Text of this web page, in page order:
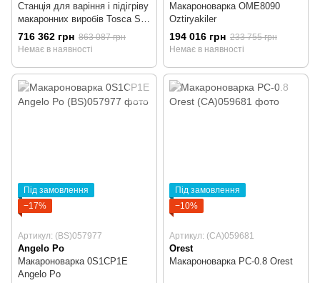
Станція для варіння і підігріву
макаронних виробів Tosca SP
Italgi
716 362 грн 863 087 грн
Немає в наявності
Макароноварка OME8090
Oztiryakiler
194 016 грн 233 755 грн
Немає в наявності
Під замовлення
−17%
Артикул: (BS)057977
Angelo Po
Макароноварка 0S1CP1E
Angelo Po
Під замовлення
−10%
Артикул: (CA)059681
Orest
Макароноварка PC-0.8 Orest